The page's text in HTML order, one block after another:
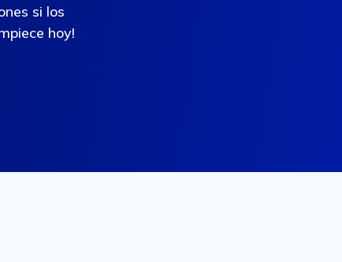
si los
hoy!